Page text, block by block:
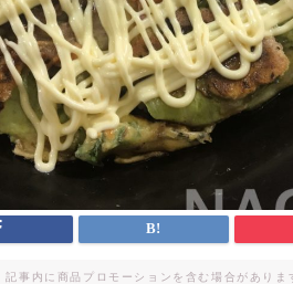
記事内に商品プロモーションを含む場合がありま